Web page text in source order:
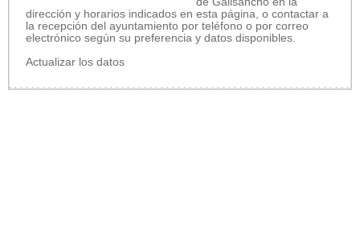
dirección y horarios indicados en esta página, o contactar a
la recepción del ayuntamiento por teléfono o por correo
electrónico según su preferencia y datos disponibles.
Actualizar los datos